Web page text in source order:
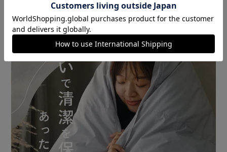
吸湿性のある綿混素材。
人体の発する蒸気を内部に伝え、吸湿発熱を促進。
【丸洗いできて清潔を保てる】
手洗い洗濯できるから、洗えばいつでも心地よく使える。
【イヤなニオイを抑える消臭加工付き】
詰物（下層）は、主な汗臭の原因成分（アンモニア・酢酸）
を抑える消臭加工付き。
（※第三者試験機関にて、消臭性試験をクリア。汗臭原因成
分約98％減少。）